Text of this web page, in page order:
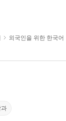
외국인을 위한 한국어